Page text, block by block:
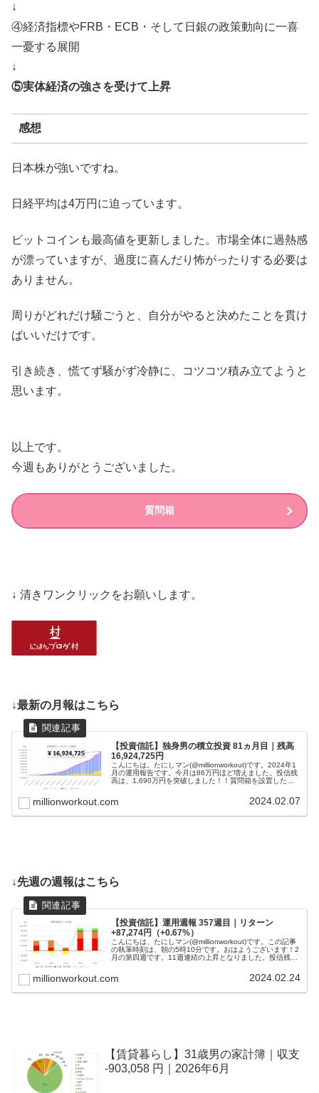
↓
④経済指標やFRB・ECB・そして日銀の政策動向に一喜
一憂する展開
↓
⑤実体経済の強さを受けて上昇
感想
日本株が強いですね。
日経平均は4万円に迫っています。
ビットコインも最高値を更新しました。市場全体に過熱感
が漂っていますが、過度に喜んだり怖がったりする必要は
ありません。
周りがどれだけ騒ごうと、自分がやると決めたことを貫け
ばいいだけです。
引き続き、慌てず騒がず冷静に、コツコツ積み立てようと
思います。
以上です。
今週もありがとうございました。
質問箱
↓ 清きワンクリックをお願いします。
↓最新の月報はこちら
【投資信託】独身男の積立投資 81ヵ月目｜残高
16,924,725円
こんにちは。たにしマン(@millionworkout)です。2024年1
月の運用報告です。今月は86万円ほど増えました。投信残
高は、1,690万円を突破しました！！質問箱を設置したの
millionworkout.com 2024.02.07
↓先週の週報はこちら
【投資信託】運用週報 357週目｜リターン
+87,274円（+0.67%）
こんにちは、たにしマン(@millionworkout)です。この記事
の執筆時刻は、朝の5時10分です。おはようございます！2
月の第四週です。11週連続の上昇となりました。投信残高
millionworkout.com 2024.02.24
【賃貸暮らし】31歳男の家計簿｜収支
-903,058 円｜2026年6月